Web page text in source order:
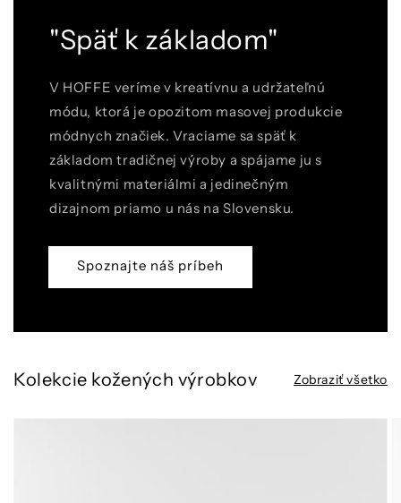
"Späť k základom"
V HOFFE veríme v kreatívnu a udržateľnú
módu, ktorá je opozitom masovej produkcie
módnych značiek. Vraciame sa späť k
základom tradičnej výroby a spájame ju s
kvalitnými materiálmi a jedinečným
dizajnom priamo u nás na Slovensku.
Spoznajte náš príbeh
Kolekcie kožených výrobkov Zobraziť všetko